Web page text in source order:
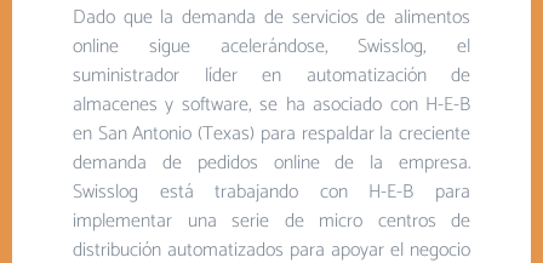
Dado que la demanda de servicios de alimentos
online sigue acelerándose, Swisslog, el
suministrador líder en automatización de
almacenes y software, se ha asociado con H-E-B
en San Antonio (Texas) para respaldar la creciente
demanda de pedidos online de la empresa.
Swisslog está trabajando con H-E-B para
implementar una serie de micro centros de
distribución automatizados para apoyar el negocio